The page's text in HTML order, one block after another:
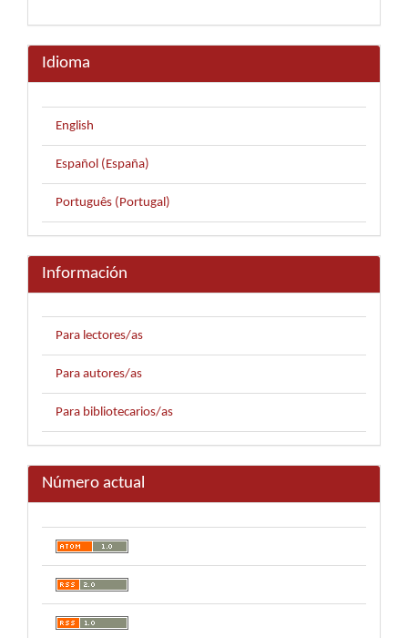
Idioma
English
Español (España)
Português (Portugal)
Información
Para lectores/as
Para autores/as
Para bibliotecarios/as
Número actual